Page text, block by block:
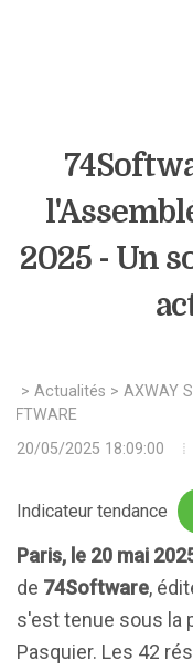
2025 - Un
> Actualités > AXWAY
20/05/2025 18:09:00
Indicateur tendance
Paris, le 20 mai
de 74Software,
s'est tenue sous la
Pasquier. Les 42